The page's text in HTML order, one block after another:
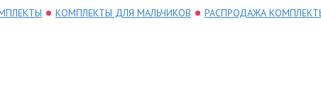
КОМПЛЕКТЫ ДЛЯ МАЛЬЧИКОВ
РАСПРОДАЖА